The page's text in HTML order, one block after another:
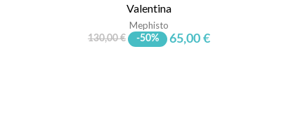
Valentina
Mephisto
130,00 € -50% 65,00 €